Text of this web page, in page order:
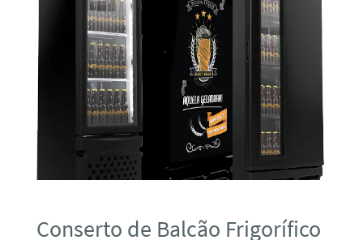
Conserto de Balcão Frigorífico